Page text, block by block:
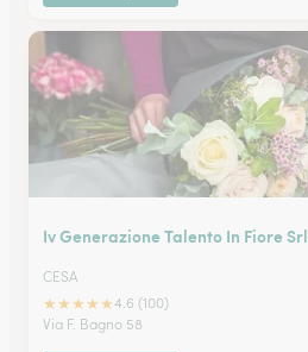
Iv Generazione Talento In Fiore Srl
CESA
★★★★★4.6 (100)
Via F. Bagno 58